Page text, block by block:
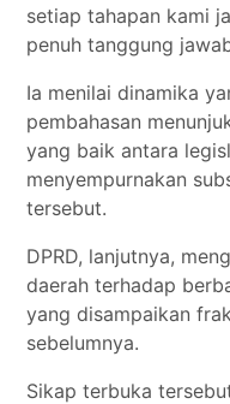
setiap tahapan kami
penuh tanggung
Ia menilai dinamika
pembahasan
yang baik antara
menyempurnakan
tersebut.
DPRD, lanjutnya,
daerah terhadap
yang disampaikan
sebelumnya.
Sikap terbuka